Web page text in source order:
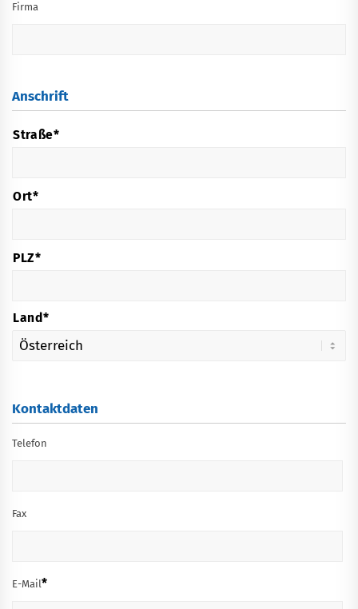
Firma
Anschrift
Anschrift*
Straße*
Ort*
PLZ*
Land*
Kontaktdaten
Telefon
Fax
E-Mail*